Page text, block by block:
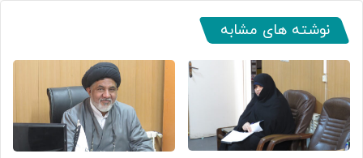
نوشته های مشابه